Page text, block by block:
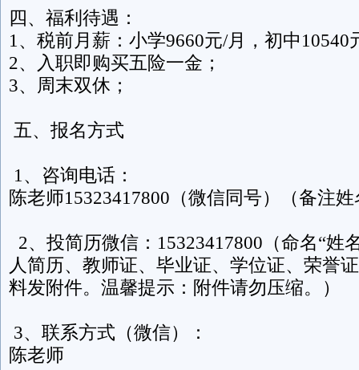
四、福利待遇：
1、税前月薪：小学9660元/月，初中10540
2、入职即购买五险一金；
3、周末双休；
五、报名方式
1、咨询电话：
陈老师15323417800（微信同号）（备注
2、投简历微信：15323417800（命名“姓
人简历、教师证、毕业证、学位证、荣誉
料发附件。温馨提示：附件请勿压缩。）
3、联系方式（微信）：
陈老师